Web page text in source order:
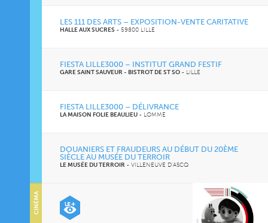
LES 111 DES ARTS – EXPOSITION-VENTE CARITATIVE
HALLE AUX SUCRES - 59800 LILLE
FIESTA LILLE3000 – INSTITUT GRAND FESTIF
GARE SAINT SAUVEUR - BISTROT DE ST SO - LILLE
FIESTA LILLE3000 – DÉLIVRANCE
LA MAISON FOLIE BEAULIEU - LOMME
DOUANIERS ET FRAUDEURS AU DÉBUT DU 20ÈME
SIÈCLE AU MUSÉE DU TERROIR
LE MUSÉE DU TERROIR - VILLENEUVE D'ASCQ
CINÉMA